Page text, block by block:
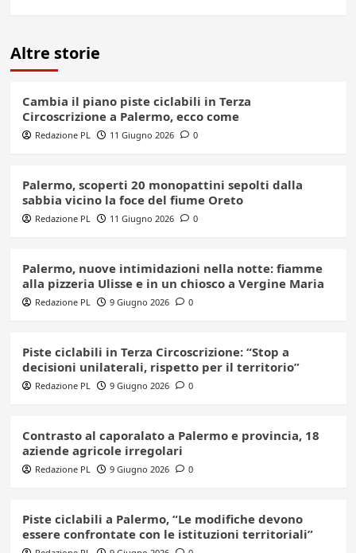
Altre storie
Cambia il piano piste ciclabili in Terza
Circoscrizione a Palermo, ecco come
Redazione PL 11 Giugno 2026 0
Palermo, scoperti 20 monopattini sepolti dalla
sabbia vicino la foce del fiume Oreto
Redazione PL 11 Giugno 2026 0
Palermo, nuove intimidazioni nella notte: fiamme
alla pizzeria Ulisse e in un chiosco a Vergine Maria
Redazione PL 9 Giugno 2026 0
Piste ciclabili in Terza Circoscrizione: “Stop a
decisioni unilaterali, rispetto per il territorio”
Redazione PL 9 Giugno 2026 0
Contrasto al caporalato a Palermo e provincia, 18
aziende agricole irregolari
Redazione PL 9 Giugno 2026 0
Piste ciclabili a Palermo, “Le modifiche devono
essere confrontate con le istituzioni territoriali”